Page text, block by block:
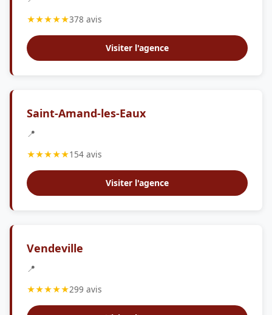
★★★★★378 avis
Visiter l'agence
Saint-Amand-les-Eaux
📍
★★★★★154 avis
Visiter l'agence
Vendeville
📍
★★★★★299 avis